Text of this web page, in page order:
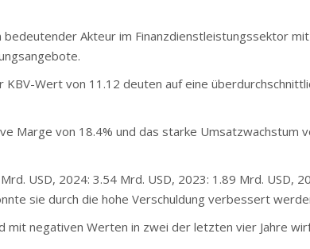
Akteur im Finanzdienstleistungssektor mit
Wert von 11.12 deuten auf eine
Marge von 18.4% und das starke Umsatzwachstum
USD, 2024: 3.54 Mrd. USD, 2023: 1.89 Mrd. USD,
sie durch die hohe Verschuldung verbessert
negativen Werten in zwei der letzten vier Jahre